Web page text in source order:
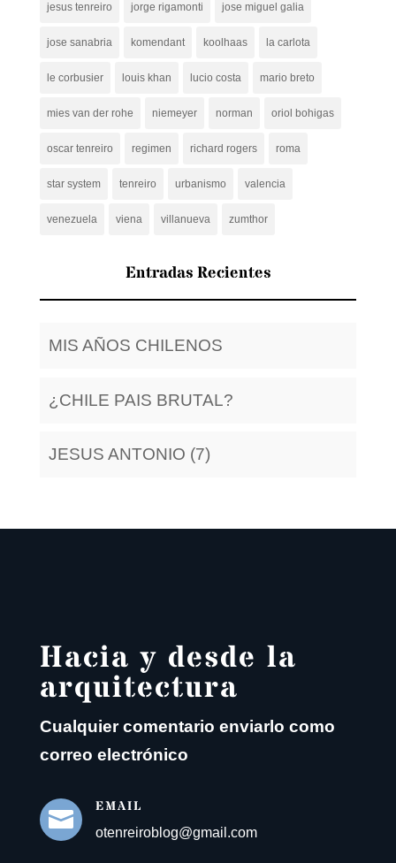
jesus tenreiro jorge rigamonti jose miguel galia
jose sanabria komendant koolhaas la carlota
le corbusier louis khan lucio costa mario breto
mies van der rohe niemeyer norman oriol bohigas
oscar tenreiro regimen richard rogers roma
star system tenreiro urbanismo valencia
venezuela viena villanueva zumthor
Entradas Recientes
MIS AÑOS CHILENOS
¿CHILE PAIS BRUTAL?
JESUS ANTONIO (7)
Hacia y desde la
arquitectura
Cualquier comentario enviarlo como
correo electrónico

EMAIL
otenreiroblog@gmail.com